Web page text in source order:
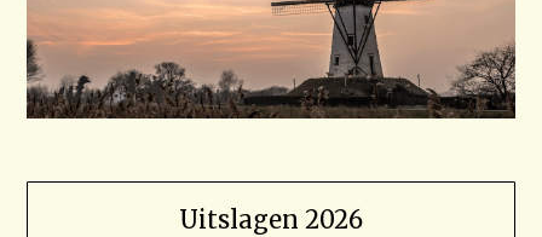
Uitslagen 2026